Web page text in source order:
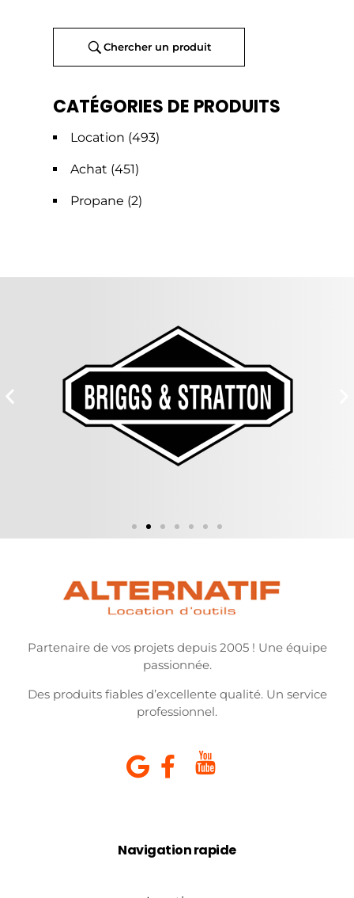
Chercher un produit
CATÉGORIES DE PRODUITS
Location (493)
Achat (451)
Propane (2)
Partenaire de vos projets depuis 2005 ! Une équipe
passionnée.
Des produits fiables d’excellente qualité. Un service
professionnel.
Navigation rapide